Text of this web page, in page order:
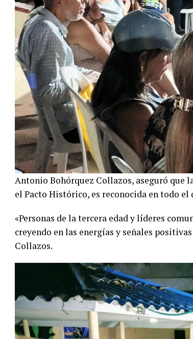
Antonio Bohórquez Collazos, aseguró que
el Pacto Histórico, es reconocida en todo
«Personas de la tercera edad y líderes
creyendo en las energías y señales
Collazos.